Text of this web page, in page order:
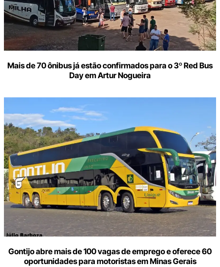
Mais de 70 ônibus já estão confirmados para o 3º Red Bus
Day em Artur Nogueira
Gontijo abre mais de 100 vagas de emprego e oferece 60
oportunidades para motoristas em Minas Gerais